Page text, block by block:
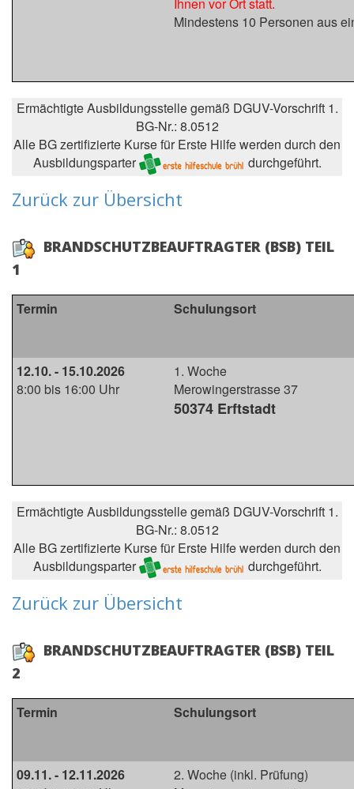
Mindestens 10 Personen aus
Ermächtigte Ausbildungsstelle gemäß DGUV-Vorschrift 1.
BG-Nr.: 8.0512
Alle BG zertifizierte Kurse für Erste Hilfe werden durch den
Ausbildungsparter
durchgeführt.
Zurück zur Übersicht
BRANDSCHUTZBEAUFTRAGTER (BSB) TEIL
1
Termin Schulungsort
12.10. - 15.10.2026
8:00 bis 16:00 Uhr
1. Woche
Merowingerstrasse 37
50374 Erftstadt
Ermächtigte Ausbildungsstelle gemäß DGUV-Vorschrift 1.
BG-Nr.: 8.0512
Alle BG zertifizierte Kurse für Erste Hilfe werden durch den
Ausbildungsparter
durchgeführt.
Zurück zur Übersicht
BRANDSCHUTZBEAUFTRAGTER (BSB) TEIL
2
Termin Schulungsort
09.11. - 12.11.2026
2. Woche (inkl. Prüfung)